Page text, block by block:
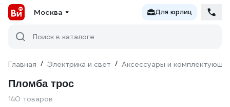
Москва Для юрлиц
Поиск в каталоге
Главная / Электрика и свет / Аксессуары и
Пломба трос
140 товаров